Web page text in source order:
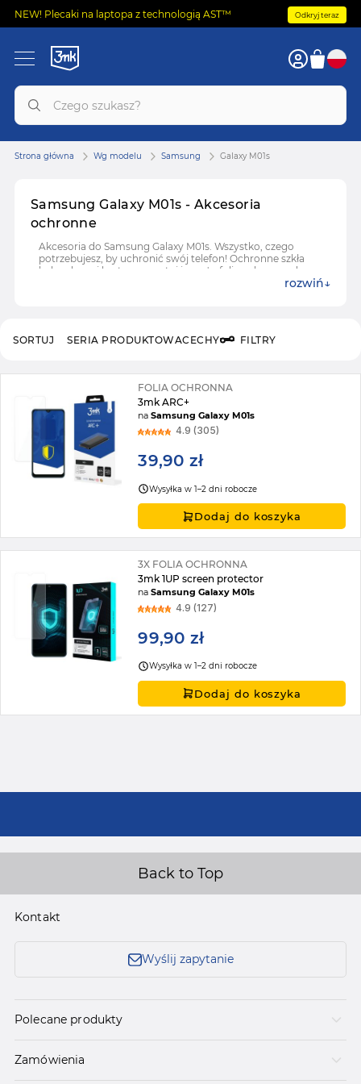
NEW! Plecaki na laptopa z technologią AST™ Odkryj teraz
Samsung Galaxy M01s - Akcesoria
ochronne
Akcesoria do Samsung Galaxy M01s. Wszystko, czego
potrzebujesz, by uchronić swój telefon! Ochronne szkła
hybrydowe i hartowane, etui i case'y, folie ochronne do
rozwiń
Strona główna Wg modelu Samsung Galaxy M01s
SERIA PRODUKTOWACECHY FILTRY
SORTUJ
FOLIA OCHRONNA
3mk ARC+
naSamsung Galaxy M01s
4.9 (305)
39,90 zł
Wysyłka w 1–2 dni robocze
Dodaj do koszyka
3X FOLIA OCHRONNA
3mk 1UP screen protector
naSamsung Galaxy M01s
4.9 (127)
99,90 zł
Wysyłka w 1–2 dni robocze
Dodaj do koszyka
Back to Top
Kontakt
Wyślij zapytanie
Polecane produkty
Zamówienia